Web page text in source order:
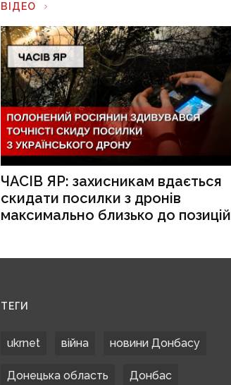
ВІДЕО
ЧАСІВ ЯР: захисникам вдається
скидати посилки з дронів
максимально близько до позицій
ТЕГИ
ukrnet війна новини Донбасу
Донецька область Донбас